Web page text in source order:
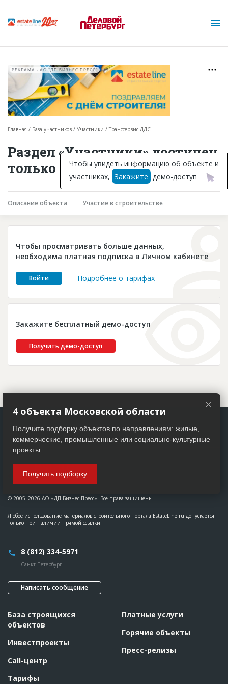
Горячие объекты
База строящихся объектов
Инвестпроекты
Глоссарий
Платные услуги
Пресс-релизы
РЕКЛАМА • АО "ДП БИЗНЕС ПРЕСС"
Главная База участников Участники Транссервис ДДС
Раздел «Участники» доступен
только подписчикам
Описание объекта Участие в строительстве
Чтобы просматривать больше данных,
необходима платная подписка в Личном кабинете
Войти Подробнее о тарифах
Закажите бесплатный демо-доступ
Получить демо-доступ
Чтобы увидеть информацию об объекте и
участниках, Закажите демо-доступ
© 2005–2026 АО «ДП Бизнес Пресс». Все права защищены
Любое использование материалов строительного портала EstateLine.ru допускается
только при наличии прямой ссылки.
8 (812) 334-5971
Санкт-Петербург
Написать сообщение
База строящихся
объектов
Инвестпроекты
Call-центр
Тарифы
Платные услуги
Горячие объекты
Пресс-релизы
×
4 объекта Московской области
Получите подборку объектов по направлениям: жилые,
коммерческие, промышленные или социально-культурные
проекты.
Получить подборку